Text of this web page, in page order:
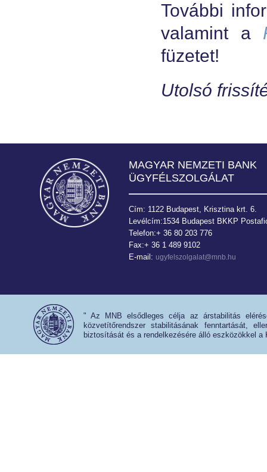
További
valamint a
füzetet!
Utolsó
MAGYAR NEMZETI BANK
ÜGYFÉLSZOLGÁLAT
Cím: 1122 Budapest, Krisztina krt. 6.
Levélcím:1534 Budapest BKKP
Telefon:+ 36 80 203 776
Fax:+ 36 1 489 9102
E-mail: ugyfelszolgalat@mnb.hu
" Az MNB elsődleges célja az árstabilitás
közvetítőrendszer stabilitásának fenntartását,
biztosítását és a rendelkezésére álló eszközökkel a